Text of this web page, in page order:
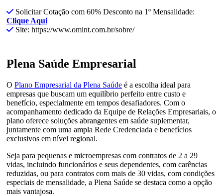
Solicitar Cotação com 60% Desconto na 1º Mensalidade:
Clique Aqui
Site: https://www.omint.com.br/sobre/
Plena Saúde Empresarial
O Plano Empresarial da Plena Saúde é a escolha ideal para
empresas que buscam um equilíbrio perfeito entre custo e
benefício, especialmente em tempos desafiadores. Com o
acompanhamento dedicado da Equipe de Relações Empresariais, o
plano oferece soluções abrangentes em saúde suplementar,
juntamente com uma ampla Rede Credenciada e benefícios
exclusivos em nível regional.
Seja para pequenas e microempresas com contratos de 2 a 29
vidas, incluindo funcionários e seus dependentes, com carências
reduzidas, ou para contratos com mais de 30 vidas, com condições
especiais de mensalidade, a Plena Saúde se destaca como a opção
mais vantajosa.